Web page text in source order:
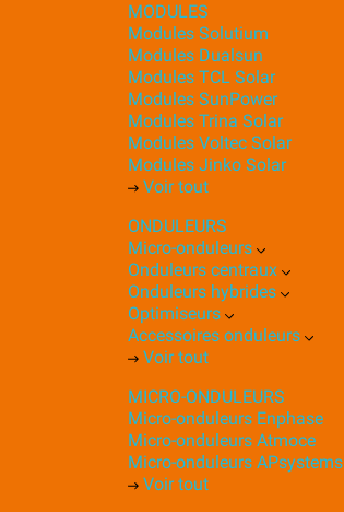
MODULES
Modules Solutium
Modules Dualsun
Modules TCL Solar
Modules SunPower
Modules Trina Solar
Modules Voltec Solar
Modules Jinko Solar
Voir tout
ONDULEURS
Micro-onduleurs
Onduleurs centraux
Onduleurs hybrides
Optimiseurs
Accessoires onduleurs
Voir tout
MICRO-ONDULEURS
Micro-onduleurs Enphase
Micro-onduleurs Atmoce
Micro-onduleurs APsystems
Voir tout